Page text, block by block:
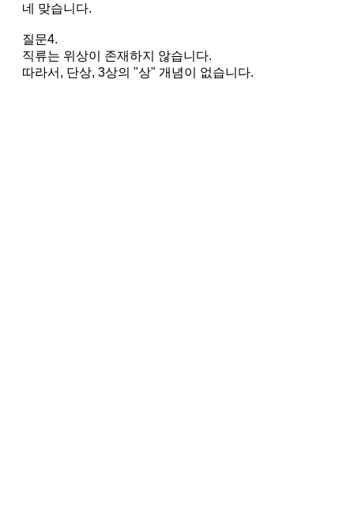
네 맞습니다.
질문4.
직류는 위상이 존재하지 않습니다.
따라서, 단상, 3상의 "상" 개념이 없습니다.